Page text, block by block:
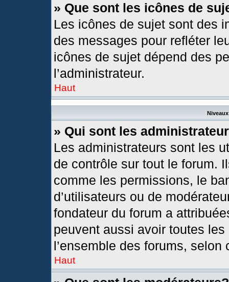
» Que sont les icônes de
Les icônes de sujet sont des
des messages pour refléter
icônes de sujet dépend des
l’administrateur.
Haut
» Qui sont les
Les administrateurs sont les
de contrôle sur tout le forum.
comme les permissions, le
d’utilisateurs ou de
fondateur du forum a
peuvent aussi avoir toutes
l’ensemble des forums,
Haut